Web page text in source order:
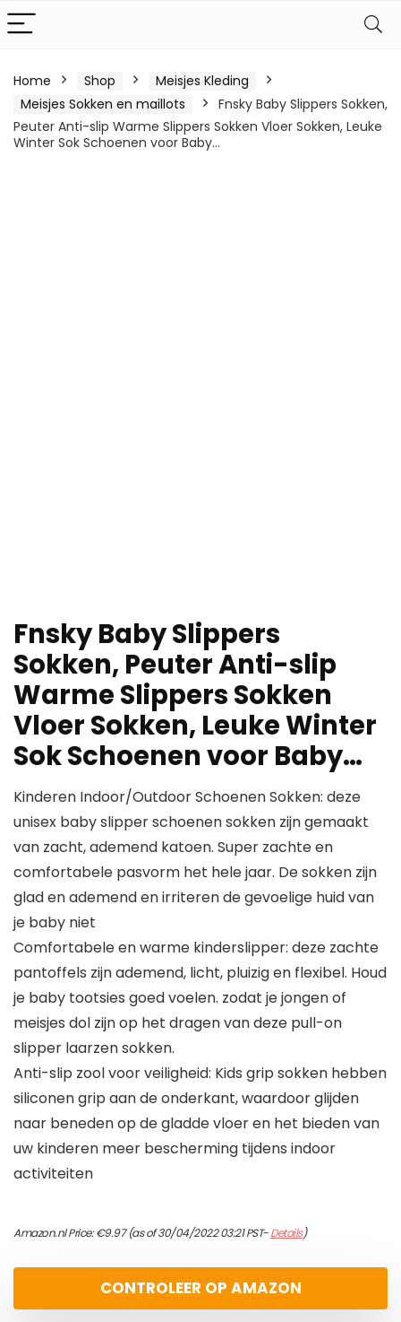
Home Shop
Meisjes Kleding
Meisjes Sokken en maillots
Fnsky Baby Slippers Sokken,
Peuter Anti-slip Warme Slippers Sokken Vloer Sokken, Leuke
Winter Sok Schoenen voor Baby…
Fnsky Baby Slippers
Sokken, Peuter Anti-slip
Warme Slippers Sokken
Vloer Sokken, Leuke Winter
Sok Schoenen voor Baby…
Kinderen Indoor/Outdoor Schoenen Sokken: deze
unisex baby slipper schoenen sokken zijn gemaakt
van zacht, ademend katoen. Super zachte en
comfortabele pasvorm het hele jaar. De sokken zijn
glad en ademend en irriteren de gevoelige huid van
je baby niet
Comfortabele en warme kinderslipper: deze zachte
pantoffels zijn ademend, licht, pluizig en flexibel. Houd
je baby tootsies goed voelen. zodat je jongen of
meisjes dol zijn op het dragen van deze pull-on
slipper laarzen sokken.
Anti-slip zool voor veiligheid: Kids grip sokken hebben
siliconen grip aan de onderkant, waardoor glijden
naar beneden op de gladde vloer en het bieden van
uw kinderen meer bescherming tijdens indoor
activiteiten
Amazon.nl Price:€9.97(as of 30/04/2022 03:21 PST-Details)
CONTROLEER OP AMAZON